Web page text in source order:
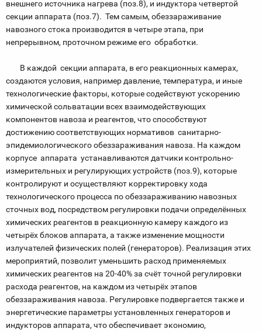
внешнего источника нагрева (поз.8), и индуктора четвертой
секции аппарата (поз.7). Тем самым, обеззараживание
навозного стока производится в четыре этапа, при
непрерывном, проточном режиме его обработки.
В каждой секции аппарата, в его реакционных камерах,
создаются условия, например давление, температура, и иные
технологические факторы, которые содействуют ускорению
химической сольватации всех взаимодействующих
компонентов навоза и реагентов, что способствуют
достижению соответствующих нормативов санитарно-
эпидемиологического обеззараживания навоза. На каждом
корпусе аппарата устанавливаются датчики контрольно-
измерительных и регулирующих устройств (поз.9), которые
контролируют и осуществляют корректировку хода
технологического процесса по обеззараживанию навозных
сточных вод, посредством регулировки подачи определённых
химических реагентов в реакционную камеру каждого из
четырёх блоков аппарата, а также изменение мощности
излучателей физических полей (генераторов). Реализация этих
мероприятий, позволит уменьшить расход применяемых
химических реагентов на 20-40% за счёт точной регулировки
расхода реагентов, на каждом из четырёх этапов
обеззараживания навоза. Регулировке подвергается также и
энергетические параметры установленных генераторов и
индукторов аппарата, что обеспечивает экономию,